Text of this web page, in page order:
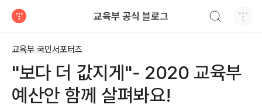
교육부 공식 블로그
교육부 국민서포터즈
"보다 더 값지게"- 2020 교육부
예산안 함께 살펴봐요!